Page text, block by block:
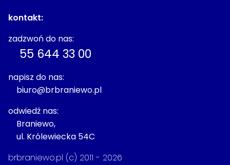
kontakt:
zadzwoń do nas:
55 644 33 00
napisz do nas:
biuro@brbraniewo.pl
odwiedź nas:
Braniewo,
ul. Królewiecka 54C
brbraniewo.pl (c) 2011 - 2026